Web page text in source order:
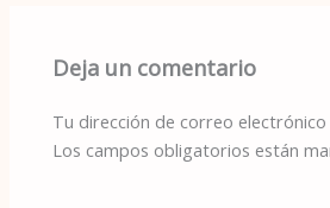
Deja un comentario
Tu dirección de correo
Los campos obligatorios están